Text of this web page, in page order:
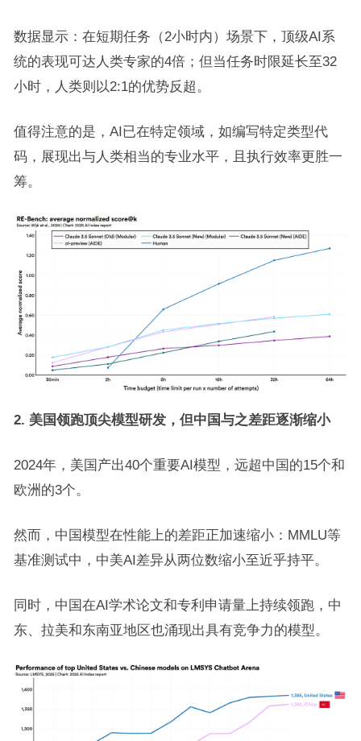
数据显示：在短期任务（2小时内）场景下，顶级AI系
统的表现可达人类专家的4倍；但当任务时限延长至32
小时，人类则以2:1的优势反超。
值得注意的是，AI已在特定领域，如编写特定类型代
码，展现出与人类相当的专业水平，且执行效率更胜一
筹。
2. 美国领跑顶尖模型研发，但中国与之差距逐渐缩小
2024年，美国产出40个重要AI模型，远超中国的15个和
欧洲的3个。
然而，中国模型在性能上的差距正加速缩小：MMLU等
基准测试中，中美AI差异从两位数缩小至近乎持平。
同时，中国在AI学术论文和专利申请量上持续领跑，中
东、拉美和东南亚地区也涌现出具有竞争力的模型。